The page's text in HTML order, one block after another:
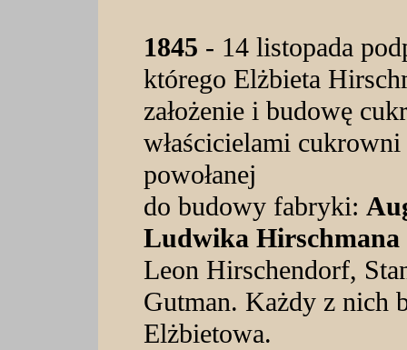
1845 - 14 listopada
którego Elżbieta
założenie i budowę
właścicielami
powołanej
do budowy fabryki:
Ludwika
Leon Hirschendorf,
Gutman. Każdy z nich
Elżbietowa.